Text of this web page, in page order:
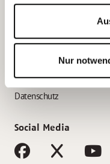
Nur
AWO Gliederungen nach
Impressum
Datenschutz
Social Media